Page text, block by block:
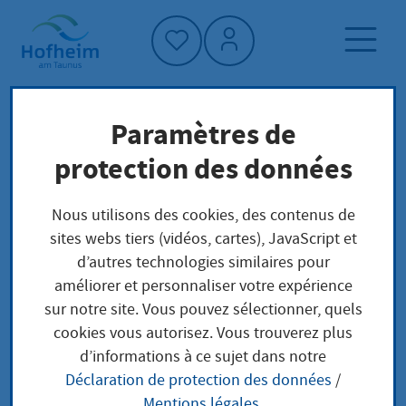
Accueil"
Page d'accueil
Trouver un service
Préoccupations locales
Deutsche Staatsangehörigkeit Feststellung des
Fortbestehens der deutschen
Staatsangehörigkeit für im Inland geborene
Kinder im Rahmen der Optionspflicht
Deutsche
Paramètres de
protection des données
Nous utilisons des cookies, des contenus de
sites webs tiers (vidéos, cartes), JavaScript et
d’autres technologies similaires pour
améliorer et personnaliser votre expérience
sur notre site. Vous pouvez sélectionner, quels
cookies vous autorisez. Vous trouverez plus
d’informations à ce sujet dans notre
Déclaration de protection des données /